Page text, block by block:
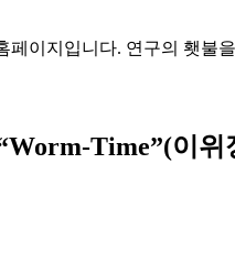
페이지입니다. 연구의 횃불
Time”(이